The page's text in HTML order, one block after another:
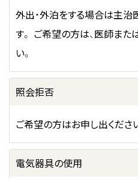
外出・外泊をする場合は主
す。 ご希望の方は、医師また
い。
照会拒否
ご希望の方はお申し出くださ
電気器具の使用